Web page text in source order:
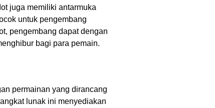
juga memiliki antarmuka
untuk pengembang
pengembang dapat dengan
bagi para pemain.
permainan yang dirancang
lunak ini menyediakan